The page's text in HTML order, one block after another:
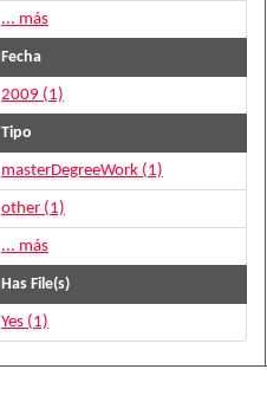
... más
Fecha
2009 (1)
Tipo
masterDegreeWork (1)
other (1)
... más
Has File(s)
Yes (1)